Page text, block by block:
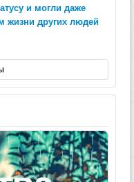
и могли даже
жизни других людей